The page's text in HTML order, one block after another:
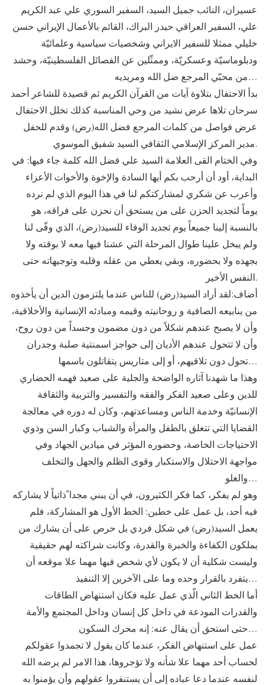
عسيران، النائب جميل السيد، السفير السوري علي عبد الكريم
علي، السفير العراقي حيدر البراك، القائم بالأعمال الإيراني حسن
خليلي ممثلا للسفير الايراني وشخصيات سياسية وعلمائيّة
ودبلوماسيّة وعسكريّة، وممثّلين عن الفصائل الفلسطينيّة، وحشد
من محبّي المرجع ضل الله ومريديه…
بدأ الاحتفال بتلاوة آيات من القرآن الكريم ثم قصيدة للشاعر أحمد
سرحان تلاها عرض نشيد من وحي المناسبة كذلك تخلل الاحتفال
عرض فواصل من كلمات المرجع فضل الله(رض) وقدم للحفل
مدير المركز الإسلامي الثقافي السيد شفيق الموسوي.
وفي الختام القى العلامة السيد علي فضل الله كلمة جاء فيها: في
البداية، أود أن أرحب بكم أيها السادة والإخوة والأخوات الأعزاء
وأعرب عن شكري لمشاركتكم لنا في هذا اليوم الذي لم نرده
يوماً لتجديد الحزن على من يستحق أن نحزن على فراقه، هو
بالنسبة إلينا جميعاً يوم تجديد الوفاء للسيد(رض)، الذي وفّى لنا
ولم يبخل علينا طوال المرحلة التي عشنا فيها معه لا بوقته ولا
بجهده ولا بحضوره، وبقي يعطي من عقله وقلبه وتوجيهاته حتى
النفس الأخير.
أضاف:لقد أراد السيد(رض) للناس عندما يلتزمون الدين أن يأخذوه
من ينابيعه الصافية و روحانيته وقيمه ومبادئه الإنسانية والأخلاقية،
وأن لا يصبح عندهم شكلاً من دون مضمون وجسداً من دون روح،
وأن لا تتحول عندهم الأديان إلى حواجز اسمنتية صلبة وجدران
تحول دون تلاقيهم، أو إلى متاريس يتقاتلون باسمها…
وهذا ما شهدنا آثاره الواضحة والجلية على صعيد فهمه الحضاري
للدين وعلى صعيد الفكر والفقه والتفسير والتربية والثقافة
الإنسانيّة وخدمة الناس ومساعدتهم، وكان له دوره في معالجة
القضايا التي تتعلق بالطفل والمرأة والشباب وكبار السن وذوي
الاحتياجات الخاصة، وحضوره المؤثر في ميادين الجهاد وفي
مواجهة الاحتلال والاستكبار وقوى الظلم والجهل والتخلف
والغلو…
وهو لم يفكر، كما فكر الكثيرون، في أن يبني مجدا ًذاتياً لا يشاركه
فيه أحد، بل عمل على خطين: الخط الأول هو المشاركة، فلم
يعمل السيد(رض) في شكل فردي بل حرص على أن يشارك من
يملكون الكفاءة والخبرة والقدرة، وكانت شراكته لهم حقيقية
وليست شكلية أن لا يكون لأي شخص فيها مهما علا موقعه أن
يتفرد بالقرار وحده وما على الآخرين إلا التنفيذ…
أما الخط الثاني الّذي عمل عليه فكان استنهاض الطاقات
والقدرات المودعة في داخل كل إنسان وداخل المجتمع والأمة
حتى استحق أن يقال عنه: إنه محرك السكون…
عمل على استنهاض الفكر، عندما كان يقول لا تجمدوا عقولكم
لحساب أحد مهما علا شأنه ولا تؤجروها، هذا الامر لم يرضه الله
لنفسه عندما دعا عباده إلى أن يستنفروا عقولهم وأن يؤمنوا به